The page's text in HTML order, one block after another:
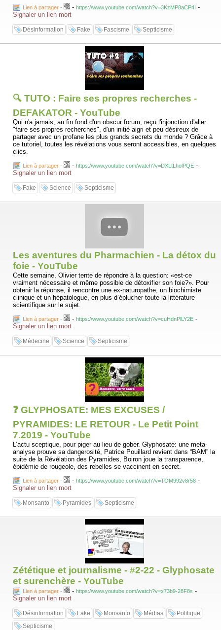
Lien à partager - - https://www.youtube.com/watch?v=3KzMP8aCP4I -
Signaler un lien mort
Désinformation Fake Fascisme Septicisme
🔍 TUTO : Faire ses propres recherches -
DEFAKATOR - YouTube
Qui n'a jamais, au fin fond d'un obscur forum, reçu l'injonction d'aller
"faire ses propres recherches", d'un initié aigri et peu désireux de
partager avec un profane les plus grands secrets du monde ? Grâce à
ce tutoriel, toutes les révélations vous seront accessibles, en quelques
clics.
Lien à partager - - https://www.youtube.com/watch?v=DXLtLholPQE -
Signaler un lien mort
Fake Science Septicisme
Les aventures du Pharmachien - La détox du
foie - YouTube
Cette semaine, Olivier tente de répondre à la question: «est-ce
vraiment nécessaire et même possible de détoxifier son foie?». Pour
obtenir la réponse, il rencontre une ex-naturopathe, un biochimiste
clinique et un hépatologue, en plus d’éplucher toute la littérature
scientifique sur le sujet.
Lien à partager - - https://www.youtube.com/watch?v=cuHdnPlLY2E -
Signaler un lien mort
Médecine Science Septicisme
❓ GLYPHOSATE: MES EXCUSES /
PYRAMIDES: LE RETOUR - Le Petit Point
7.2019 - YouTube
L’actu sceptique, pour piger au lieu de gober. Glyphosate: une meta-
analyse prouve sa dangerosité, Patrice Pouillard revient dans “BAM” la
suite de la Révélation des Pyramides, Boiron joue la transparence,
épidémie de rougeole, des rebelles se vaccinent en secret.
Lien à partager - - https://www.youtube.com/watch?v=TOM992v8r58 -
Signaler un lien mort
Monsanto Pyramides Septicisme
Zététique et journalisme - #2-22 - Glyphosate
et surenchère - YouTube
Lien à partager - - https://www.youtube.com/watch?v=x73b9-28F8s -
Signaler un lien mort
Désinformation Fake Monsanto Médias
Politique
Septicisme